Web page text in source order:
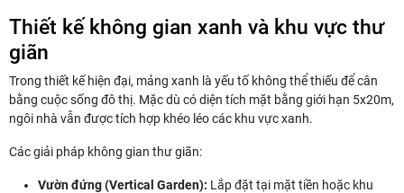
Thiết kế không gian xanh và khu vực thư
giãn
Trong thiết kế hiện đại, mảng xanh là yếu tố không thể thiếu để cân
bằng cuộc sống đô thị. Mặc dù có diện tích mặt bằng giới hạn 5x20m,
ngôi nhà vẫn được tích hợp khéo léo các khu vực xanh.
Các giải pháp không gian thư giãn:
Vườn đứng (Vertical Garden): Lắp đặt tại mặt tiền hoặc khu